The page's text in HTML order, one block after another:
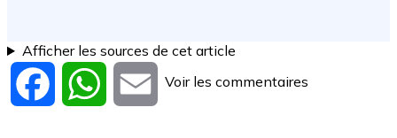
Afficher les sources de cet article
Facebook WhatsApp
Email
Voir les commentaires